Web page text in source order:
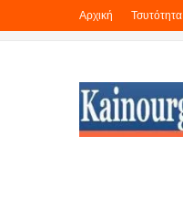
Αρχική Τσυτότητα